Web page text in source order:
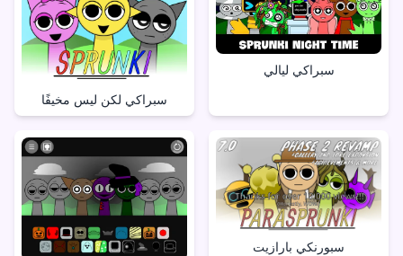
سبراكي لكن ليس مخيفًا
سبراكي ليالي
سبورنكي بارازيت